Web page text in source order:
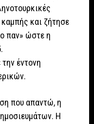
και ζήτησε
παν» ώστε η
έντονη
που απαντώ, η
Η